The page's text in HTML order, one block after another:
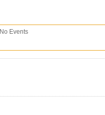
No Events